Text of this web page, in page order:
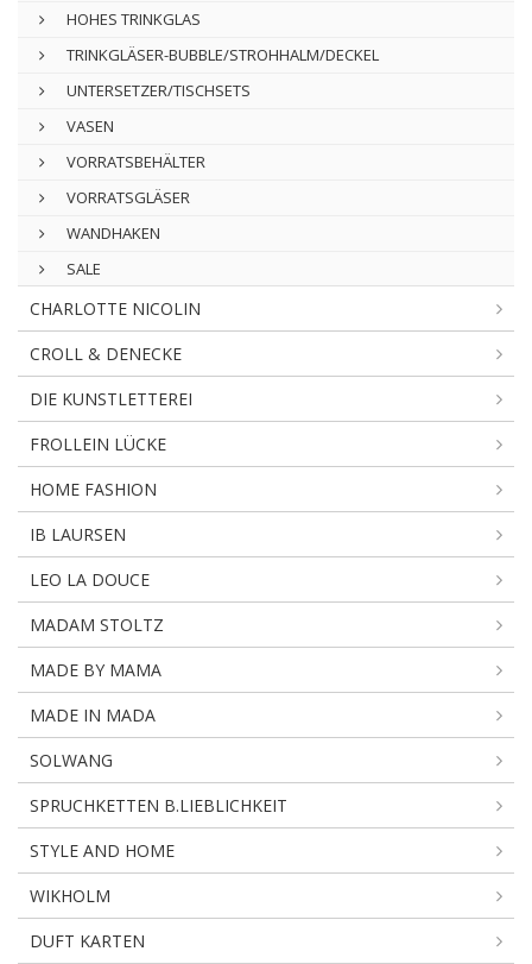
HOHES TRINKGLAS
TRINKGLÄSER-BUBBLE/STROHHALM/DECKEL
UNTERSETZER/TISCHSETS
VASEN
VORRATSBEHÄLTER
VORRATSGLÄSER
WANDHAKEN
SALE
CHARLOTTE NICOLIN
CROLL & DENECKE
DIE KUNSTLETTEREI
FROLLEIN LÜCKE
HOME FASHION
IB LAURSEN
LEO LA DOUCE
MADAM STOLTZ
MADE BY MAMA
MADE IN MADA
SOLWANG
SPRUCHKETTEN B.LIEBLICHKEIT
STYLE AND HOME
WIKHOLM
DUFT KARTEN